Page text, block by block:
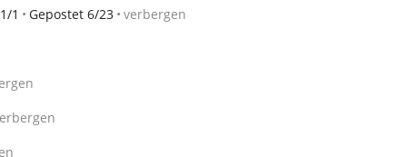
1 Gepostet 6/23 verbergen